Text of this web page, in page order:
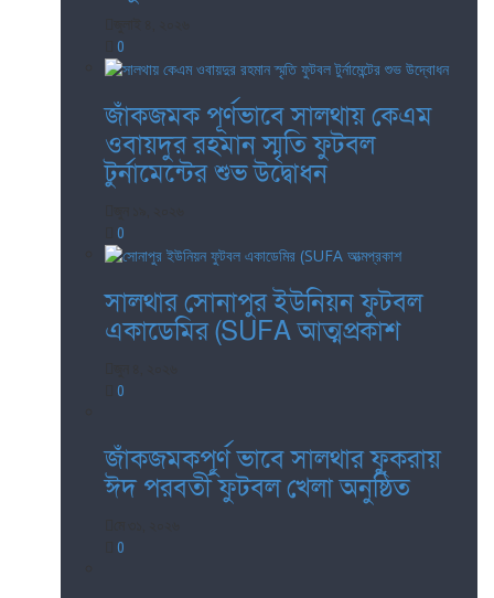
0
জাঁকজমক পূর্ণভাবে সালথায় কেএম
ওবায়দুর রহমান স্মৃতি ফুটবল
টুর্নামেন্টের শুভ উদ্বোধন
0
সালথার সোনাপুর ইউনিয়ন ফুটবল
একাডেমির (SUFA আত্মপ্রকাশ
0
জাঁকজমকপূর্ণ ভাবে সালথার ফুকরায়
ঈদ পরবর্তী ফুটবল খেলা অনুষ্ঠিত
0